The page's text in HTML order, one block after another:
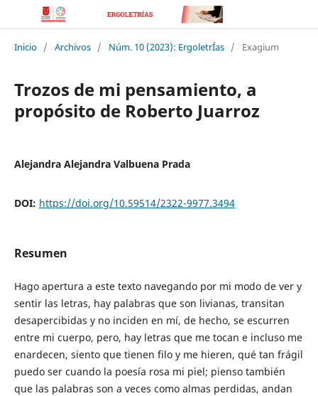
Inicio / Archivos / Núm. 10 (2023): ErgoletrÍas / Exagium
Trozos de mi pensamiento, a
propósito de Roberto Juarroz
Alejandra Alejandra Valbuena Prada
DOI: https://doi.org/10.59514/2322-9977.3494
Resumen
Hago apertura a este texto navegando por mi modo de ver y
sentir las letras, hay palabras que son livianas, transitan
desapercibidas y no inciden en mí, de hecho, se escurren
entre mi cuerpo, pero, hay letras que me tocan e incluso me
enardecen, siento que tienen filo y me hieren, qué tan frágil
puedo ser cuando la poesía rosa mi piel; pienso también
que las palabras son a veces como almas perdidas, andan